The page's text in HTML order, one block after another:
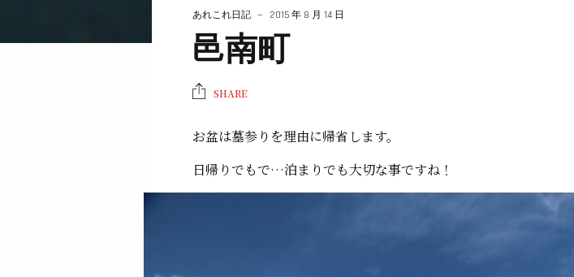
あれこれ日記 2015 年 8 月 14 日
邑南町
SHARE
お盆は墓参りを理由に帰省します。
日帰りでもで…泊まりでも大切な事ですね！